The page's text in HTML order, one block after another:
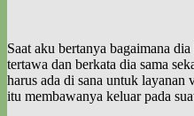
Saat aku bertanya bagaimana
tertawa dan berkata dia sama
harus ada di sana untuk layanan
itu membawanya keluar pada